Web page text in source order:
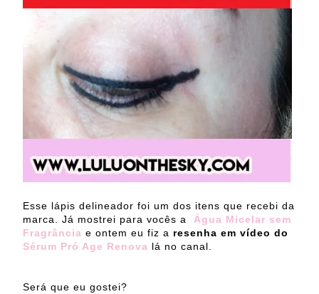
Esse lápis delineador foi um dos itens que recebi da
marca. Já mostrei para vocês a
Água Micelar sem
Fragrância e ontem eu fiz a resenha em vídeo do
Sérum Pró Age Renova lá no canal.
Será que eu gostei?